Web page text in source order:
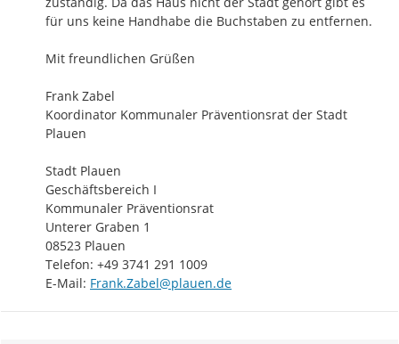
für uns keine Handhabe die Buchstaben zu entfernen.
Mit freundlichen Grüßen
Frank Zabel
Koordinator Kommunaler Präventionsrat der Stadt
Plauen
Stadt Plauen
Geschäftsbereich I
Kommunaler Präventionsrat
Unterer Graben 1
08523 Plauen
Telefon: +49 3741 291 1009
E-Mail: Frank.Zabel@plauen.de